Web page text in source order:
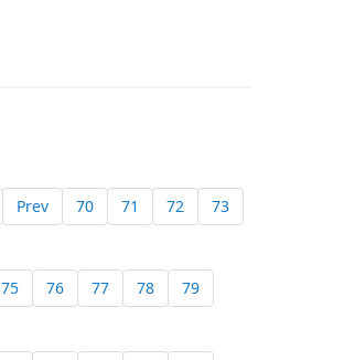
Prev 70 71 72 73
75 76 77 78 79